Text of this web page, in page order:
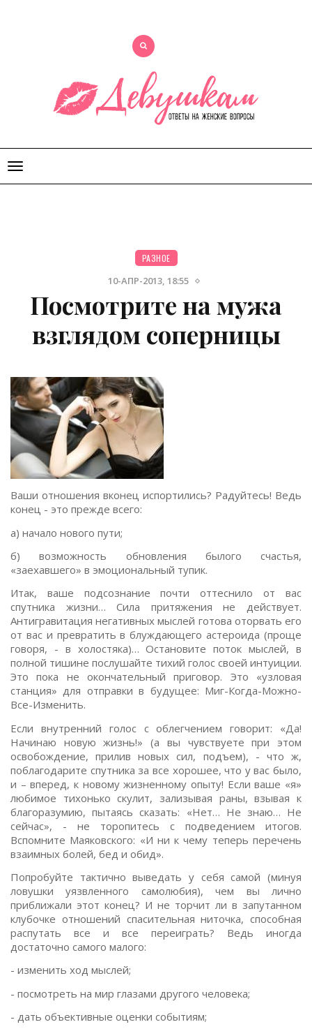
Открыть
меню
РАЗНОЕ
10-АПР-2013, 18:55
Посмотрите на мужа
взглядом соперницы
Ваши отношения вконец испортились? Радуйтесь! Ведь
конец - это прежде всего:
а) начало нового пути;
б) возможность обновления былого счастья,
«заехавшего» в эмоциональный тупик.
Итак, ваше подсознание почти оттеснило от вас
спутника жизни… Сила притяжения не действует.
Антигравитация негативных мыслей готова оторвать его
от вас и превратить в блуждающего астероида (проще
говоря, - в холостяка)… Остановите поток мыслей, в
полной тишине послушайте тихий голос своей интуиции.
Это пока не окончательный приговор. Это «узловая
станция» для отправки в будущее: Миг-Когда-Можно-
Все-Изменить.
Если внутренний голос с облегчением говорит: «Да!
Начинаю новую жизнь!» (а вы чувствуете при этом
освобождение, прилив новых сил, подъем), - что ж,
поблагодарите спутника за все хорошее, что у вас было,
и – вперед, к новому жизненному опыту! Если ваше «я»
любимое тихонько скулит, зализывая раны, взывая к
благоразумию, пытаясь сказать: «Нет… Не знаю… Не
сейчас», - не торопитесь с подведением итогов.
Вспомните Маяковского: «И ни к чему теперь перечень
взаимных болей, бед и обид».
Попробуйте тактично выведать у себя самой (минуя
ловушки уязвленного самолюбия), чем вы лично
приближали этот конец? И не торчит ли в запутанном
клубочке отношений спасительная ниточка, способная
распутать все и все переиграть? Ведь иногда
достаточно самого малого:
- изменить ход мыслей;
- посмотреть на мир глазами другого человека;
- дать объективные оценки событиям;